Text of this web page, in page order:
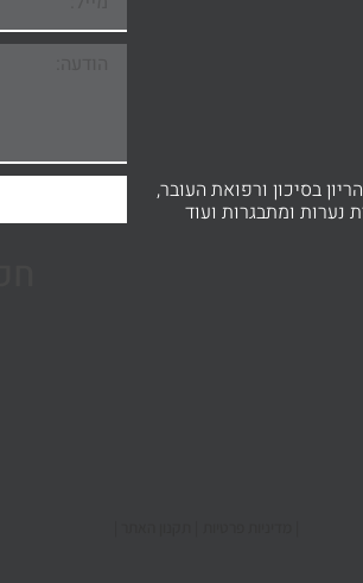
בסיכון ורפואת העובר,
נערות ומתבגרות ועוד